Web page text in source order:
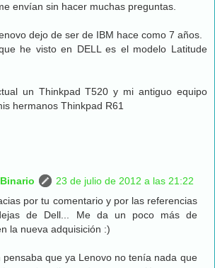
envían sin hacer muchas preguntas.
dejo de ser de IBM hace como 7 años.
he visto en DELL es el modelo Latitude
un Thinkpad T520 y mi antiguo equipo
hermanos Thinkpad R61
23 de julio de 2012 a las 21:22
por tu comentario y por las referencias
de Dell... Me da un poco más de
la nueva adquisición :)
pensaba que ya Lenovo no tenía nada que